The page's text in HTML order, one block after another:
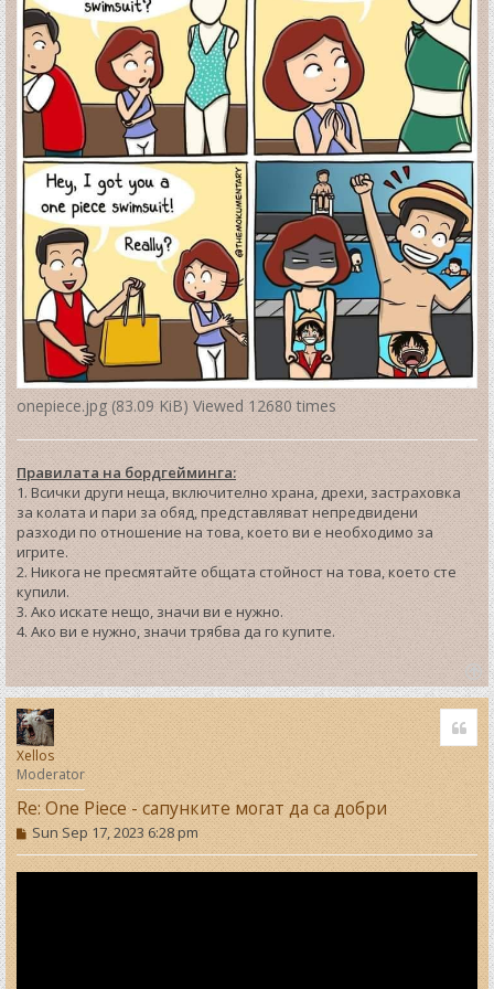
onepiece.jpg (83.09 KiB) Viewed 12680 times
Правилата на бордгейминга:
1. Всички други неща, включително храна, дрехи, застраховка
за колата и пари за обяд, представляват непредвидени
разходи по отношение на това, което ви е необходимо за
игрите.
2. Никога не пресмятайте общата стойност на това, което сте
купили.
3. Ако искате нещо, значи ви е нужно.
4. Ако ви е нужно, значи трябва да го купите.
T
o
p
Xellos
Moderator
Re: One Piece - сапунките могат да са добри
P
o
s
Sun Sep 17, 2023 6:28 pm